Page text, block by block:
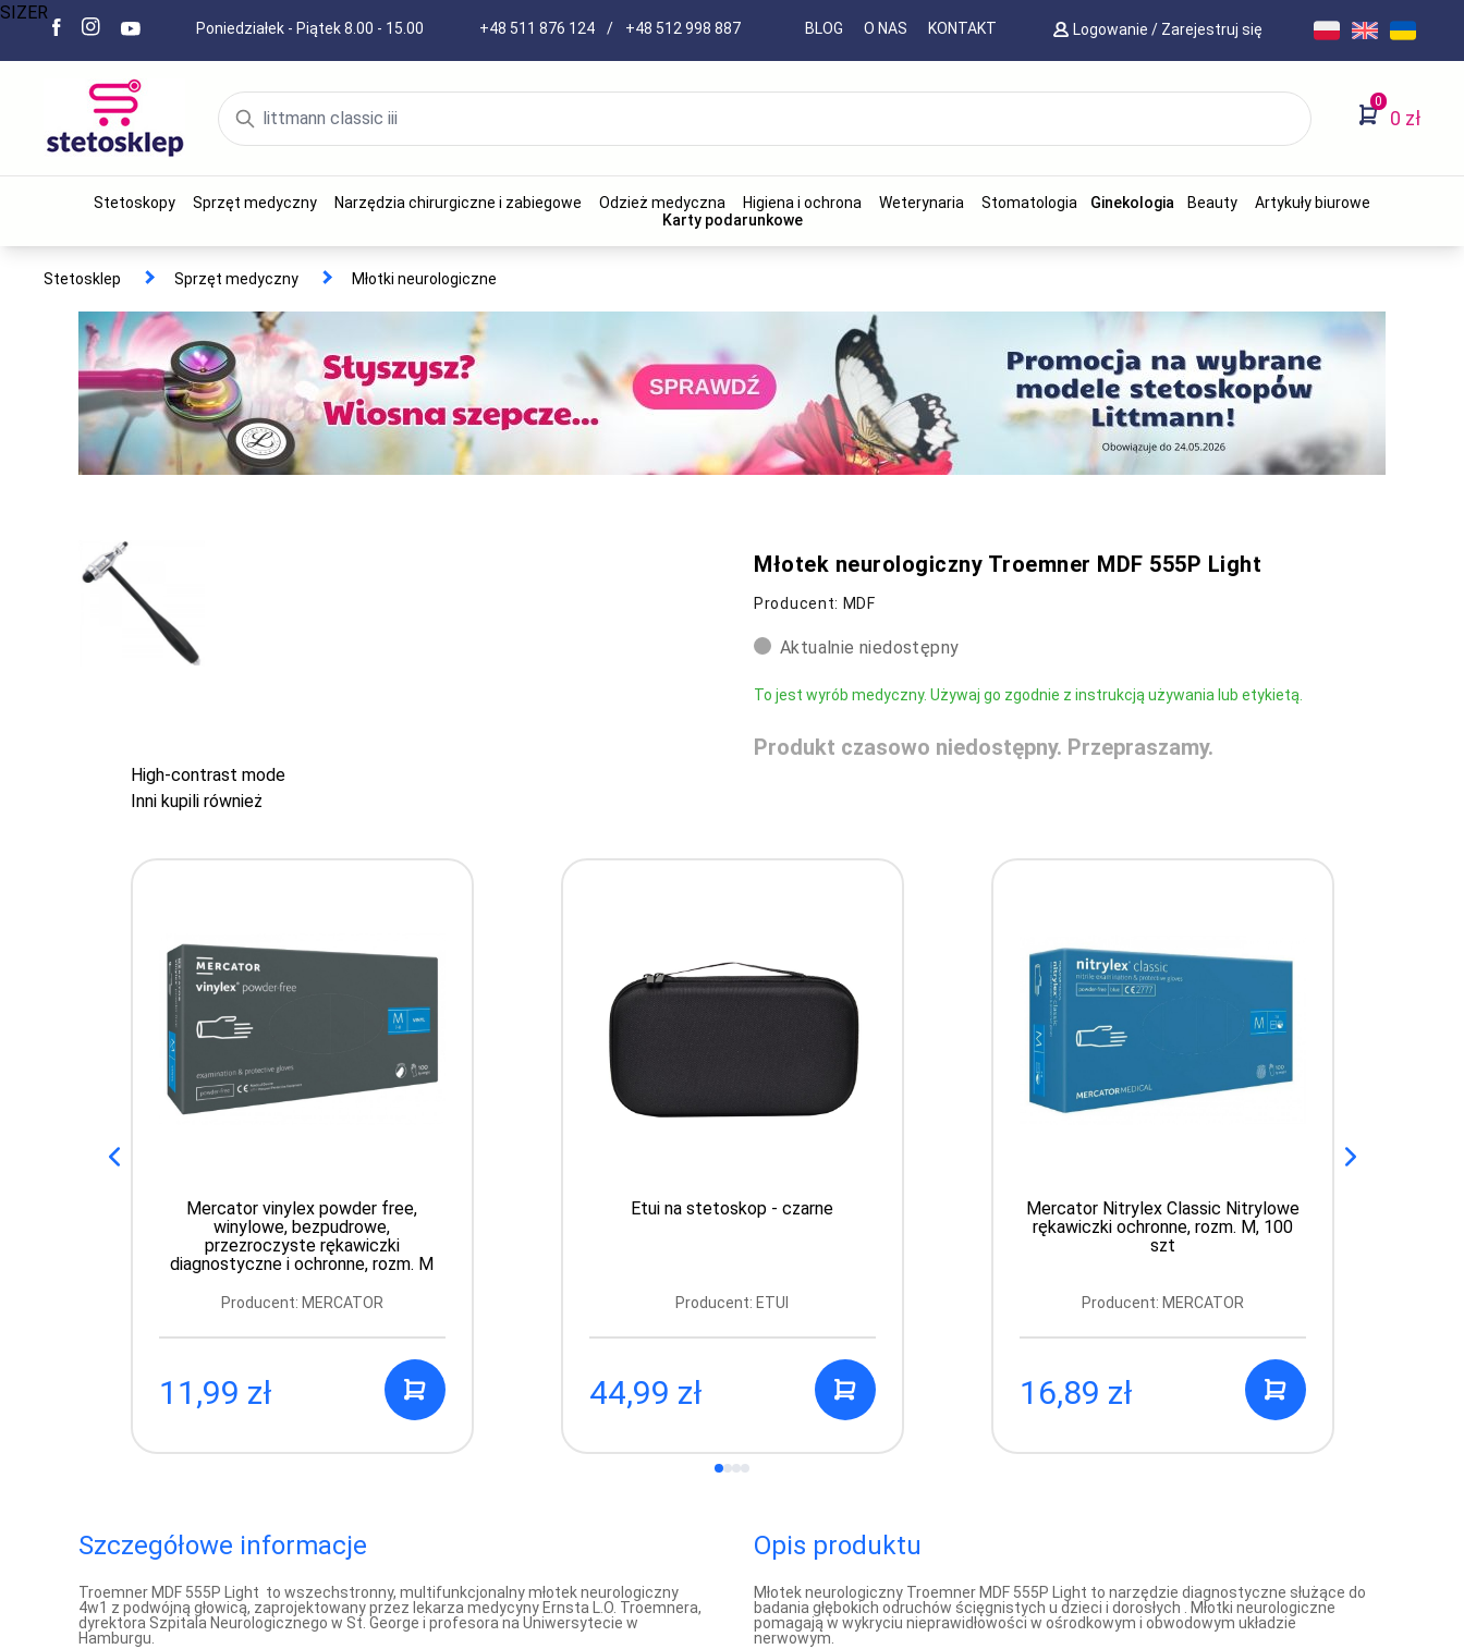
Poniedziałek - Piątek 8.00 - 15.00 +48 511 876 124 / +48 512 998 887 BLOG O NAS KONTAKT Logowanie / Zarejestruj się
0
0 zł
Stetoskopy Sprzęt medyczny Narzędzia chirurgiczne i zabiegowe Odzież medyczna Higiena i ochrona Weterynaria Stomatologia Ginekologia Beauty
Artykuły biurowe
Karty podarunkowe
Stetosklep Sprzęt medyczny Młotki neurologiczne
Młotek neurologiczny Troemner MDF 555P Light
Producent: MDF
Aktualnie niedostępny
To jest wyrób medyczny. Używaj go zgodnie z instrukcją używania lub etykietą.
Produkt czasowo niedostępny. Przepraszamy.
High-contrast mode
Inni kupili również
Mercator vinylex powder free,
winylowe, bezpudrowe,
przezroczyste rękawiczki
diagnostyczne i ochronne, rozm. M
Producent: MERCATOR
11,99 zł
Etui na stetoskop - czarne
Producent: ETUI
44,99 zł
Mercator Nitrylex Classic Nitrylowe
rękawiczki ochronne, rozm. M, 100
szt
Producent: MERCATOR
16,89 zł
Szczegółowe informacje
Troemner MDF 555P Light to wszechstronny, multifunkcjonalny młotek neurologiczny
4w1 z podwójną głowicą, zaprojektowany przez lekarza medycyny Ernsta L.O. Troemnera,
dyrektora Szpitala Neurologicznego w St. George i profesora na Uniwersytecie w
Hamburgu.
Opis produktu
Młotek neurologiczny Troemner MDF 555P Light to narzędzie diagnostyczne służące do
badania głębokich odruchów ścięgnistych u dzieci i dorosłych . Młotki neurologiczne
pomagają w wykryciu nieprawidłowości w ośrodkowym i obwodowym układzie
nerwowym.
SIZER